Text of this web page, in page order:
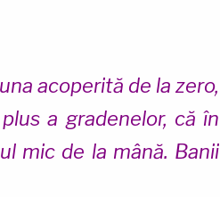
acoperită de la zero,
a gradenelor, că în
mic de la mână. Banii